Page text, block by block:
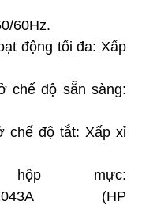
60Hz.
động tối đa: Xấp
chế độ sẵn sàng:
chế độ tắt: Xấp xỉ
mực:
W2043A (HP